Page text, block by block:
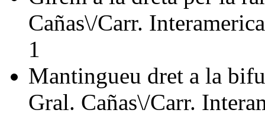
Cañas\/Carr.
1
Mantingueu dret a la
Gral. Cañas\/Carr.